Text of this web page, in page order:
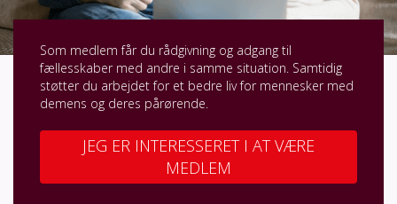
Som medlem får du rådgivning og adgang til
fællesskaber med andre i samme situation. Samtidig
støtter du arbejdet for et bedre liv for mennesker med
demens og deres pårørende.
JEG ER INTERESSERET I AT VÆRE
MEDLEM